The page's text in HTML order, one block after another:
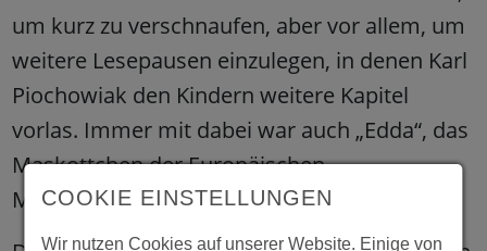
um kurz zu verschnaufen, aber vor allem, um
weitere Lesepausen einzulegen, in denen Karl
Piochowiak den Kindern weitere Kapitel
vorlas. Immer mit dabei war auch „Edda“, das
Maskottchen der Europäischen
Mobilitätswoche.
COOKIE EINSTELLUNGEN
Wir nutzen Cookies auf unserer Website. Einige von